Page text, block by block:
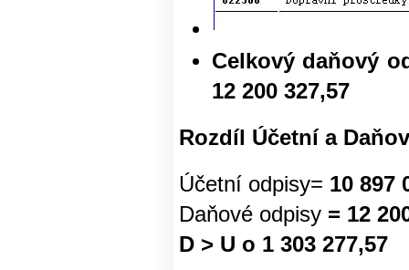
Celkový daňový
12 200 327,57
Rozdíl Účetní a
Účetní odpisy= 10 897
Daňové odpisy = 12
D > U o 1 303 277,57